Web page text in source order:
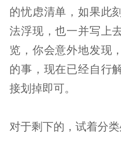
的忧虑清单，如果此
法浮现，也一并写上
览，你会意外地发现
的事，现在已经自行
接划掉即可。
对于剩下的，试着分类